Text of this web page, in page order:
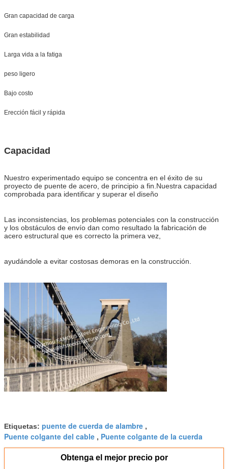
Gran capacidad de carga
Gran estabilidad
Larga vida a la fatiga
peso ligero
Bajo costo
Erección fácil y rápida
Capacidad
Nuestro experimentado equipo se concentra en el éxito de su
proyecto de puente de acero, de principio a fin.Nuestra capacidad
comprobada para identificar y superar el diseño
Las inconsistencias, los problemas potenciales con la construcción
y los obstáculos de envío dan como resultado la fabricación de
acero estructural que es correcto la primera vez,
ayudándole a evitar costosas demoras en la construcción.
Etiquetas: puente de cuerda de alambre ,
Puente colgante del cable , Puente colgante de la cuerda
Obtenga el mejor precio por